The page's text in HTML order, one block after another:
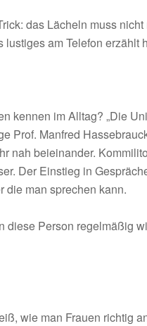
das Lächeln muss
lustiges am Telefon
kennen im Alltag? „Die
Prof. Manfred
nah beieinander.
Der Einstieg in
die man sprechen kann.
diese Person regelmäßig
wie man Frauen richtig